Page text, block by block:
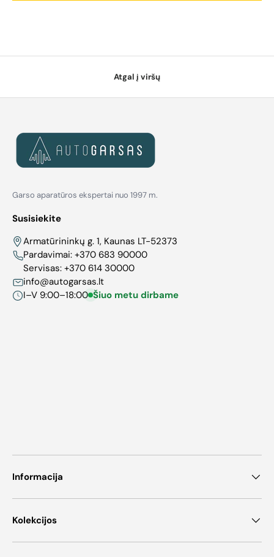
Atgal į viršų
Garso aparatūros ekspertai nuo 1997 m.
Susisiekite
Armatūrininkų g. 1, Kaunas LT-52373
Pardavimai: +370 683 90000
Servisas: +370 614 30000
info@autogarsas.lt
I–V 9:00–18:00 Šiuo metu dirbame
Informacija
Kolekcijos